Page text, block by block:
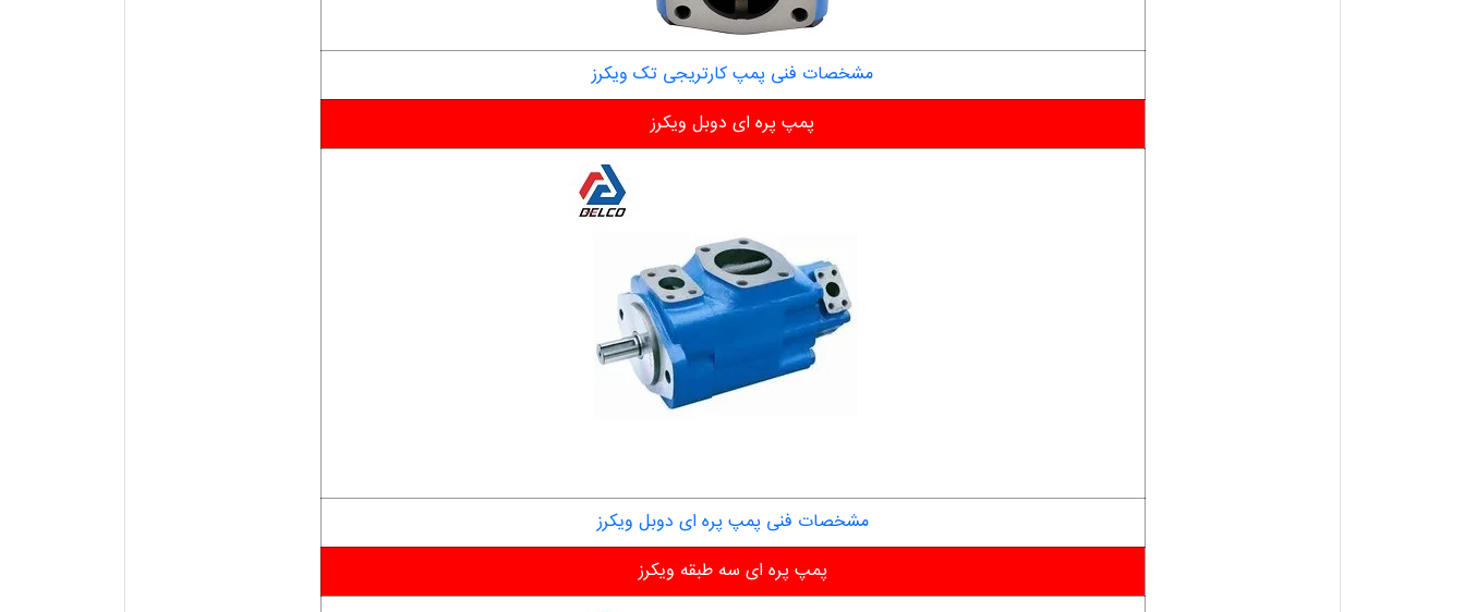
مشخصات فنی پمپ کارتریجی تک ویکرز
پمپ پره ای دوبل ویکرز
مشخصات فنی پمپ پره ای دوبل ویکرز
پمپ پره ای سه طبقه ویکرز